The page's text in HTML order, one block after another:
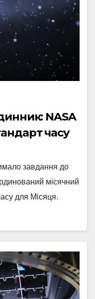
NASA
часу
завдання до
місячний
для Місяця.